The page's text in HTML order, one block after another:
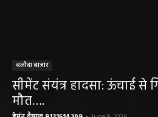
बलौदा बाजार
सीमेंट संयंत्र हादसा: ऊंचाई से
मौत….